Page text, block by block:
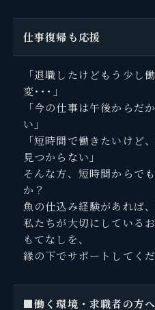
仕事復帰も応援
「退職したけどもう少し
変･･･」
「今の仕事は午後からだ
い」
「短時間で働きたいけど
見つからない」
そんな方、短時間からで
か？
魚の仕込み経験があれば
私たちが大切にしている
もてなしを、
縁の下でサポートしてく
■働く環境・求職者の方